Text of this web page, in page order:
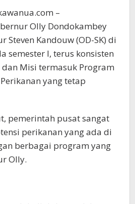
–
Olly Dondokambey
Steven Kandouw (OD-SK) di
semester I, terus konsisten
Misi termasuk Program
yang tetap
pemerintah pusat sangat
perikanan yang ada di
berbagai program yang
Olly.